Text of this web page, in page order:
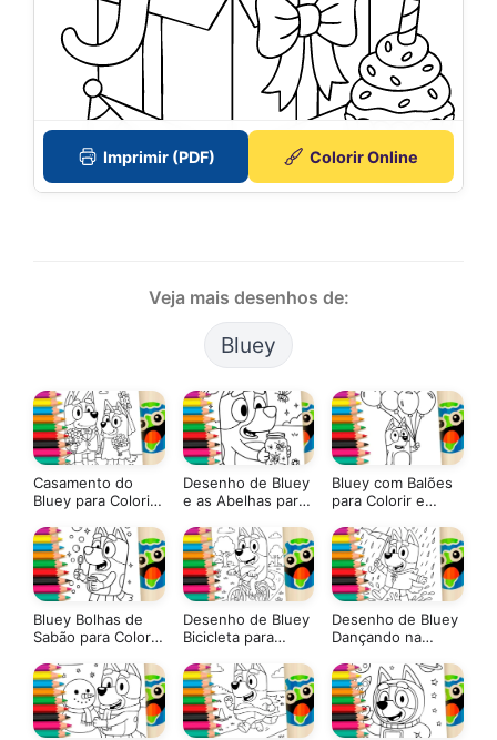
Imprimir (PDF) Colorir Online
Veja mais desenhos de:
Bluey
Casamento do
Bluey para Colorir
Online com Cores
Mágicas
Desenho de Bluey
e as Abelhas para
Online ou Imprima
em Alta Qualidade
Bluey com Balões
para Colorir e
Online com Cores
Mágicas
Bluey Bolhas de
Sabão para Colorir
Online com Cores
Mágicas
Desenho de Bluey
Bicicleta para
Online ou Imprima
em Alta Qualidade
Desenho de Bluey
Dançando na